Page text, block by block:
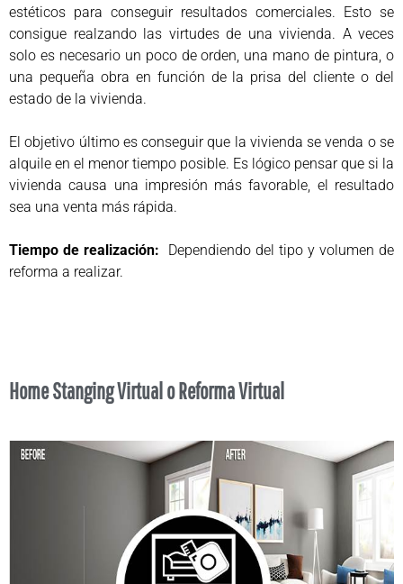
estéticos para conseguir resultados comerciales. Esto se
consigue realzando las virtudes de una vivienda. A veces
solo es necesario un poco de orden, una mano de pintura, o
una pequeña obra en función de la prisa del cliente o del
estado de la vivienda.
El objetivo último es conseguir que la vivienda se venda o se
alquile en el menor tiempo posible. Es lógico pensar que si la
vivienda causa una impresión más favorable, el resultado
sea una venta más rápida.
Tiempo de realización: Dependiendo del tipo y volumen de
reforma a realizar.
Home Stanging Virtual o Reforma Virtual